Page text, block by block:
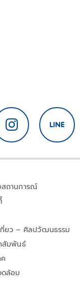
ถานการณ์
ที่ยว – ศิลปวัฒนธรรม
สัมพันธ์
ล้อม